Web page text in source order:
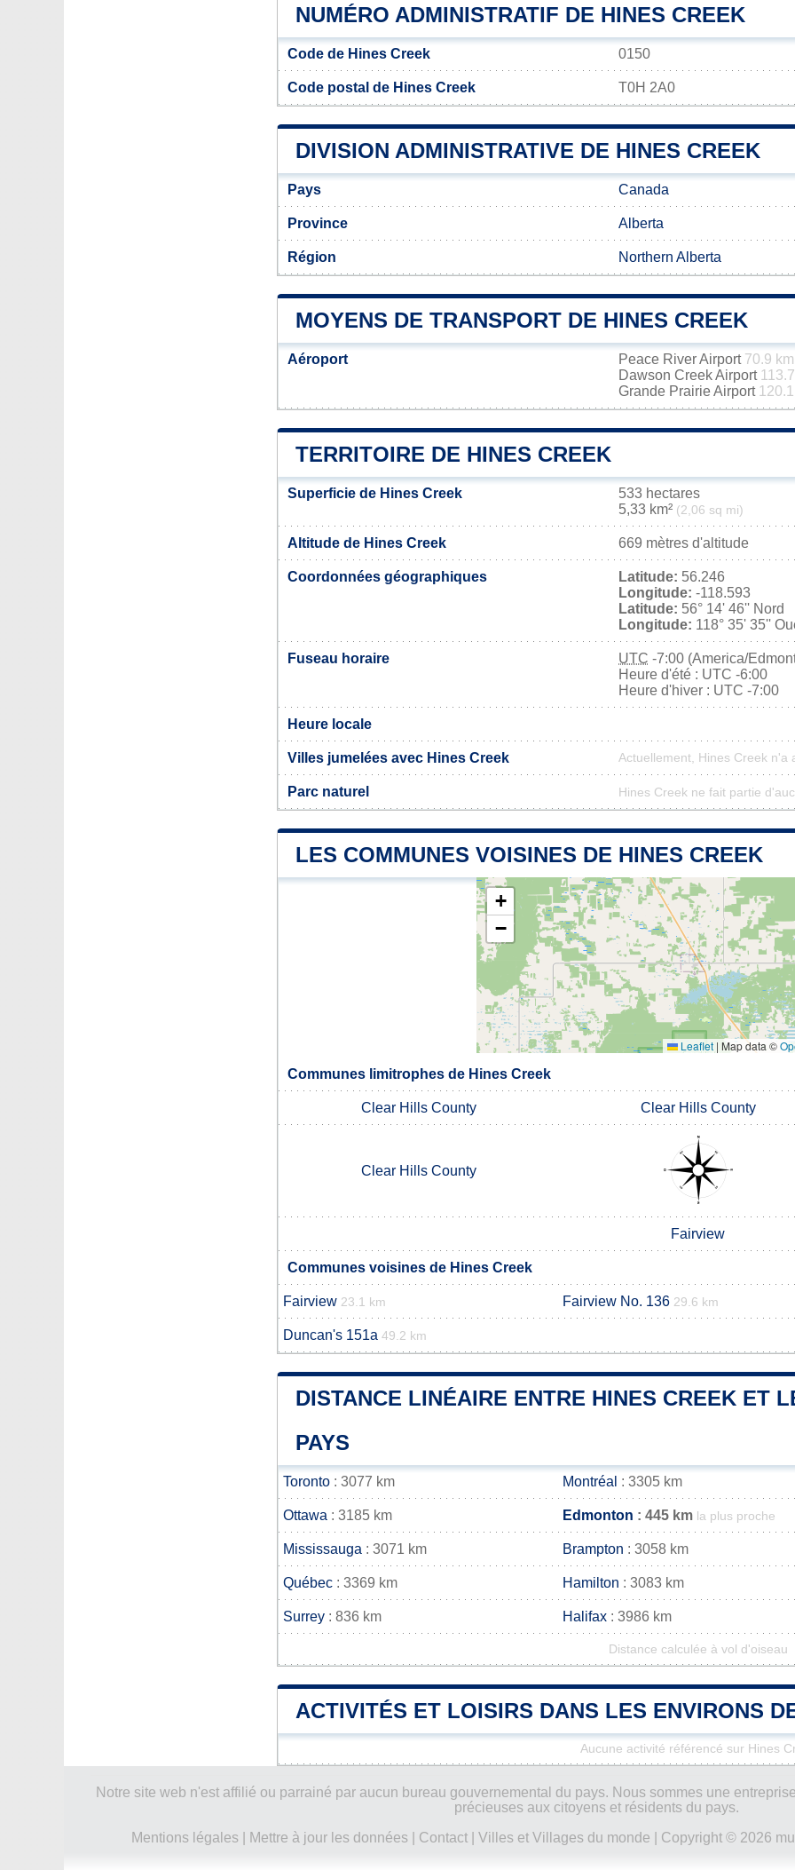
NUMÉRO ADMINISTRATIF DE HINES CREEK
Code de Hines Creek 0150
Code postal de Hines Creek T0H 2A0
DIVISION ADMINISTRATIVE DE HINES CREEK
Pays Canada
Province Alberta
Région Northern Alberta
MOYENS DE TRANSPORT DE HINES CREEK
Aéroport Peace River Airport 70.9 km
Dawson Creek Airport
Grande Prairie Airport
TERRITOIRE DE HINES CREEK
Superficie de Hines Creek
533 hectares
5,33 km² (2,06 sq mi)
Altitude de Hines Creek 669 mètres d'altitude
Coordonnées géographiques Latitude: 56.246
Longitude: -118.593
Latitude: 56° 14' 46'' Nord
Longitude: 118° 35' 35''
Fuseau horaire UTC -7:00 (America/
Heure d'été : UTC -6:00
Heure d'hiver : UTC -7:00
Heure locale
Villes jumelées avec Hines Creek Actuellement, Hines Creek n'a
Parc naturel Hines Creek ne fait partie
LES COMMUNES VOISINES DE HINES CREEK
+
−
Leaflet | Map data ©
Communes limitrophes de Hines Creek
Clear Hills County Clear Hills County
Clear Hills County
Fairview
Communes voisines de Hines Creek
Fairview 23.1 km Fairview No. 136 29.6 km
Duncan's 151a 49.2 km
DISTANCE LINÉAIRE ENTRE HINES CREEK ET
PAYS
Toronto : 3077 km Montréal : 3305 km
Ottawa : 3185 km Edmonton : 445 km la plus proche
Mississauga : 3071 km Brampton : 3058 km
Québec : 3369 km Hamilton : 3083 km
Surrey : 836 km Halifax : 3986 km
Distance calculée à vol d'oiseau
ACTIVITÉS ET LOISIRS DANS LES ENVIRONS
Aucune activité référencé sur Hines
Notre site web n'est affilié ou parrainé par aucun bureau gouvernemental du pays. Nous sommes une
précieuses aux citoyens et résidents du pays.
Mentions légales| Mettre à jour les données| Contact| Villes et Villages du monde | Copyright © 2026